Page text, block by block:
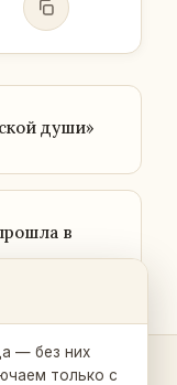
души»
в
— без них
только с